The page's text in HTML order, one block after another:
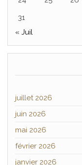
31
« Juil
juillet 2026
juin 2026
mai 2026
février 2026
janvier 2026